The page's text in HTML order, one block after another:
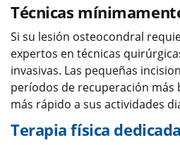
Técnicas
Si su lesión osteocondral
expertos en técnicas
invasivas. Las pequeñas
períodos de recuperación más
más rápido a sus actividades
Terapia física dedicada